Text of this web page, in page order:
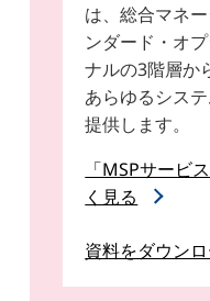
は、総合マネ
ンダード・オ
ナルの3階層か
あらゆるシス
提供します。
「MSPサービ
く見る
資料をダウン